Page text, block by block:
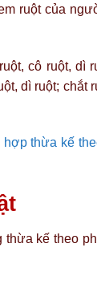
ruột của
cô ruột, dì
dì ruột; chắt
thừa kế
kế theo